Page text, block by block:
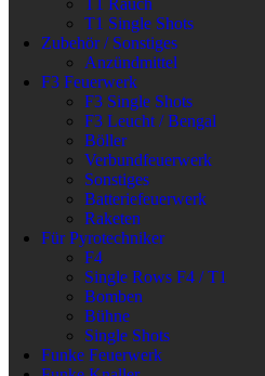
T1 Rauch
T1 Single Shots
Zubehör / Sonstiges
Anzündmittel
F3 Feuerwerk
F3 Single Shots
F3 Leucht / Bengal
Böller
Verbundfeuerwerk
Sonstiges
Batteriefeuerwerk
Raketen
Für Pyrotechniker
F4
Single Rows F4 / T1
Bomben
Bühne
Single Shots
Funke Feuerwerk